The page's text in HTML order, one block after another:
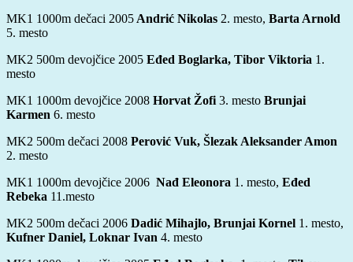
MK1 1000m dečaci 2005 Andrić Nikolas 2. mesto, Barta Arnold
5. mesto
MK2 500m devojčice 2005 Eđed Boglarka, Tibor Viktoria 1.
mesto
MK1 1000m devojčice 2008 Horvat Žofi 3. mesto Brunjai
Karmen 6. mesto
MK2 500m dečaci 2008 Perović Vuk, Šlezak Aleksander Amon
2. mesto
MK1 1000m devojčice 2006 Nađ Eleonora 1. mesto, Eđed
Rebeka 11.mesto
MK2 500m dečaci 2006 Dadić Mihajlo, Brunjai Kornel 1. mesto,
Kufner Daniel, Loknar Ivan 4. mesto